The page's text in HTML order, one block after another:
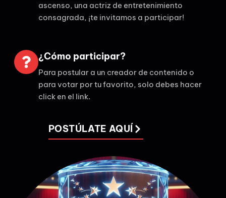
ascenso, una actriz de entretenimiento
consagrada, ¡te invitamos a participar!
¿Cómo participar?
Para postular a un creador de contenido o
para votar por tu favorito, solo debes hacer
click en el link.
POSTÚLATE AQUÍ